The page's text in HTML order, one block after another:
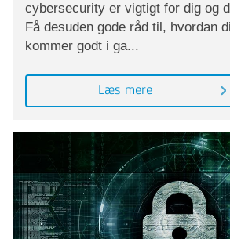
cybersecurity er vigtigt for dig og
Få desuden gode råd til, hvordan
kommer godt i ga...
Læs mere